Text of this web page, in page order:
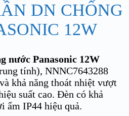
DN CHỐNG
12W
nước Panasonic 12W
tính), NNNC7643288
khả năng thoát nhiệt vượt
suất cao. Đèn có khả
ẩm IP44 hiệu quả.